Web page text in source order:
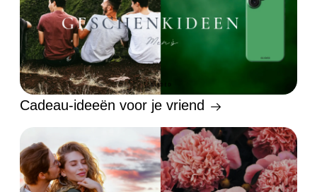
Cadeau-ideeën voor je vriend